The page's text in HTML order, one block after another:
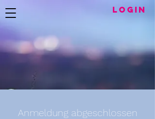
LogIN
Anmeldung abgeschlossen